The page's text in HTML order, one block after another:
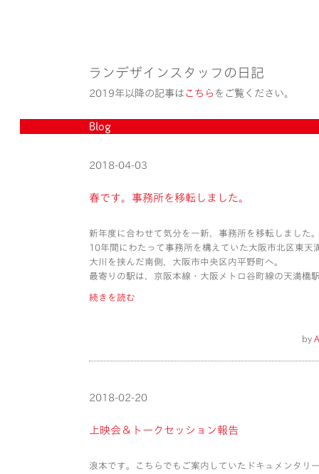
ランデザインスタッフの日記
2019年以降の記事は こちら をご覧ください。
Blog
2018-04-03
春です。事務所を移転しました。
新年度に合わせて気分を一新、事務所を移転しました
10年間にわたって事務所を構えていた大阪市北区東天
大川を挟んだ南側、大阪市中央区内平野町へ。
最寄りの駅は、京阪本線・大阪メトロ谷町線の天満橋
続きを読む
by
2018-02-20
上映会＆トークセッション報告
浪本です。こちらでもご案内していたドキュメンタリ